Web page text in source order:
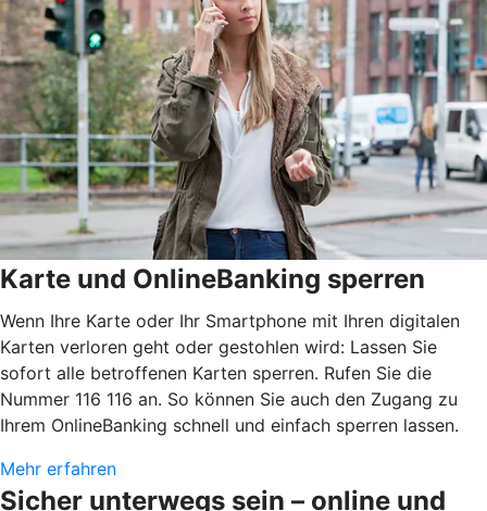
Karte und OnlineBanking sperren
Wenn Ihre Karte oder Ihr Smartphone mit Ihren digitalen
Karten verloren geht oder gestohlen wird: Lassen Sie
sofort alle betroffenen Karten sperren. Rufen Sie die
Nummer 116 116 an. So können Sie auch den Zugang zu
Ihrem OnlineBanking schnell und einfach sperren lassen.
Mehr erfahren
Sicher unterwegs sein – online und